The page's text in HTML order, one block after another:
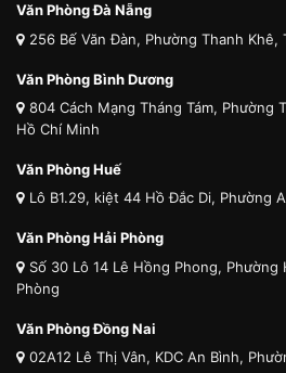
Văn Phòng Đà Nẵng
256 Bế Văn Đàn, Phường Thanh Khê,
Văn Phòng Bình Dương
804 Cách Mạng Tháng Tám, Phường
Hồ Chí Minh
Văn Phòng Huế
Lô B1.29, kiệt 44 Hồ Đắc Di, Phường
Văn Phòng Hải Phòng
Số 30 Lô 14 Lê Hồng Phong, Phường
Phòng
Văn Phòng Đồng Nai
02A12 Lê Thị Vân, KDC An Bình,